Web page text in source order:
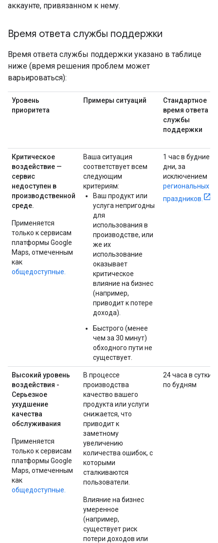
аккаунте, привязанном к нему.
Время ответа службы поддержки
Время ответа службы поддержки указано в таблице
ниже (время решения проблем может
варьироваться):
Уровень
приоритета
Примеры ситуаций
Стандартное
время ответа
службы
поддержки
Критическое
воздействие —
сервис
недоступен в
производственной
среде.
Применяется
только к сервисам
платформы Google
Maps, отмеченным
как
общедоступные.
Ваша ситуация
соответствует всем
следующим
критериям:
Ваш продукт или
услуга непригодны
для
использования в
производстве, или
же их
использование
оказывает
критическое
влияние на бизнес
(например,
приводит к потере
дохода).
Быстрого (менее
чем за 30 минут)
обходного пути не
существует.
1 час в будние
дни, за
исключением
региональных
праздников.
Высокий уровень
воздействия -
Серьезное
ухудшение
качества
обслуживания
Применяется
только к сервисам
платформы Google
Maps, отмеченным
как
общедоступные.
В процессе
производства
качество вашего
продукта или услуги
снижается, что
приводит к
заметному
увеличению
количества ошибок, с
которыми
сталкиваются
пользователи.
Влияние на бизнес
умеренное
(например,
существует риск
потери доходов или
24 часа в сутки
по будням